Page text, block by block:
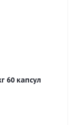
60 капсул